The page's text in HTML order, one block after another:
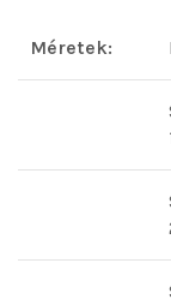
Méretek: